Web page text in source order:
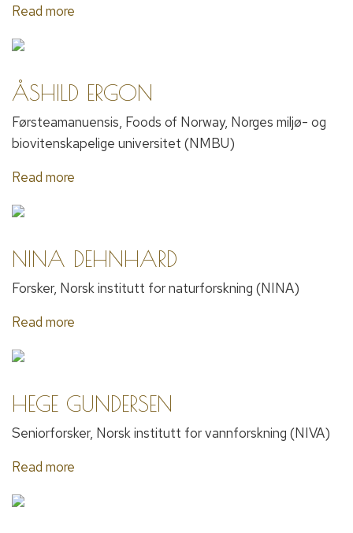
Read more
ÅSHILD ERGON
Førsteamanuensis, Foods of Norway, Norges miljø- og
biovitenskapelige universitet (NMBU)
Read more
NINA DEHNHARD
Forsker, Norsk institutt for naturforskning (NINA)
Read more
HEGE GUNDERSEN
Seniorforsker, Norsk institutt for vannforskning (NIVA)
Read more